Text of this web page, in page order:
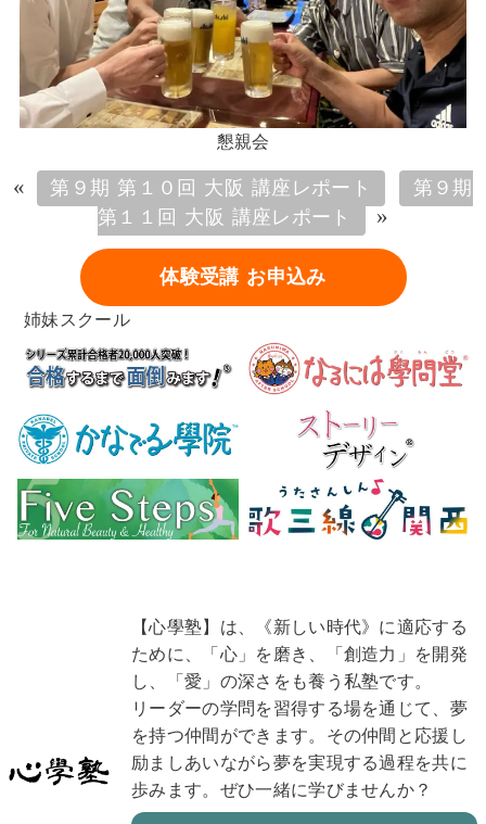
懇親会
« 第９期 第１０回 大阪 講座レポート
第９期
第１１回 大阪 講座レポート
»
体験受講 お申込み
姉妹スクール
【心學塾】は、《新しい時代》に適応する
ために、「心」を磨き、「創造力」を開発
し、「愛」の深さをも養う私塾です。
リーダーの学問を習得する場を通じて、夢
を持つ仲間ができます。その仲間と応援し
励ましあいながら夢を実現する過程を共に
歩みます。ぜひ一緒に学びませんか？